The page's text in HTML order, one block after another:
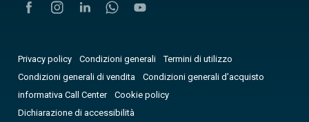
Privacy policy Condizioni generali
Termini di utilizzo
Condizioni generali di vendita
Condizioni generali d’acquisto
informativa Call Center
Cookie policy
Dichiarazione di accessibilità